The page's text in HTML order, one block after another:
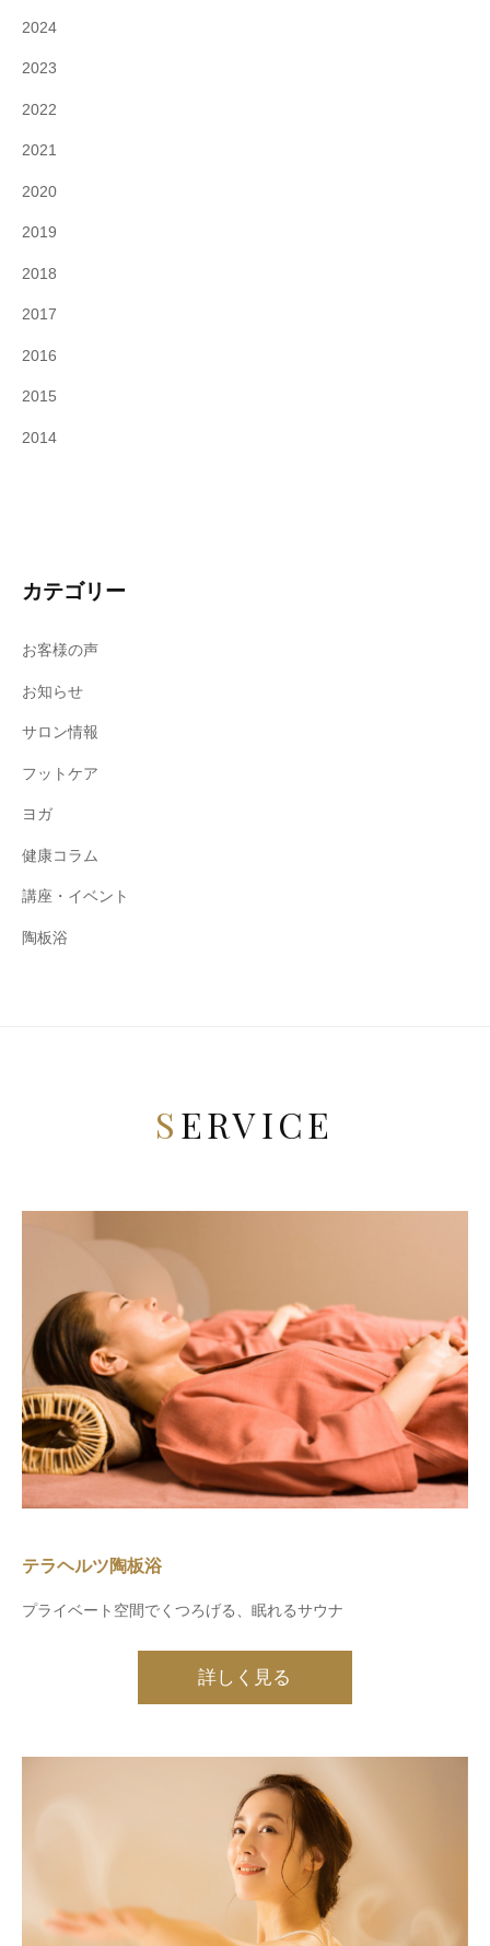
2024
2023
2022
2021
2020
2019
2018
2017
2016
2015
2014
カテゴリー
お客様の声
お知らせ
サロン情報
フットケア
ヨガ
健康コラム
講座・イベント
陶板浴
SERVICE
テラヘルツ陶板浴
プライベート空間でくつろげる、眠れるサウナ
詳しく見る